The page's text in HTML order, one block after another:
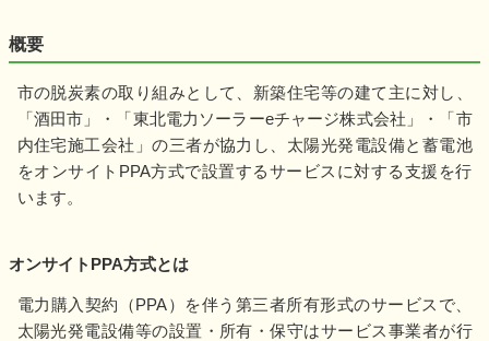
概要
市の脱炭素の取り組みとして、新築住宅等の建て主に対し、
「酒田市」・「東北電力ソーラーeチャージ株式会社」・「市
内住宅施工会社」の三者が協力し、太陽光発電設備と蓄電池
をオンサイトPPA方式で設置するサービスに対する支援を行
います。
オンサイトPPA方式とは
電力購入契約（PPA）を伴う第三者所有形式のサービスで、
太陽光発電設備等の設置・所有・保守はサービス事業者が行